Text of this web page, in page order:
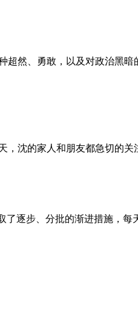
超然、勇敢，以及对政治黑暗
沈的家人和朋友都急切的
逐步、分批的渐进措施，